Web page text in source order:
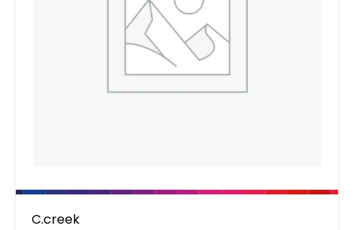
C.creek